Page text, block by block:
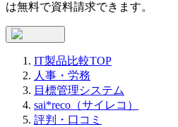
は無料で資料請求できます。
IT製品比較TOP
人事・労務
目標管理システム
sai*reco（サイレコ）
評判・口コミ